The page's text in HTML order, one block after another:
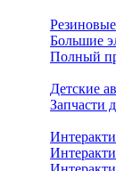
Резиновые
Большие
Полный
Детские
Запчасти